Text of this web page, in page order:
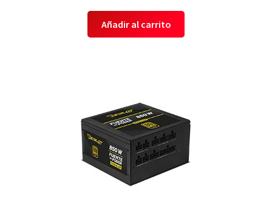
Añadir al carrito